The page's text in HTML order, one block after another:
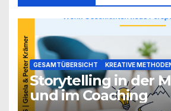
GESAMTÜBERSICHT KREATIVE
Storytelling in der
und im Coaching